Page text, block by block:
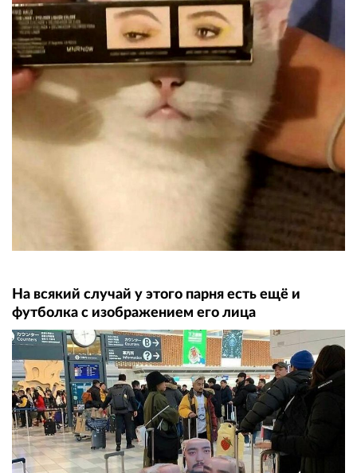
На всякий случай у этого парня есть ещё и
футболка с изображением его лица